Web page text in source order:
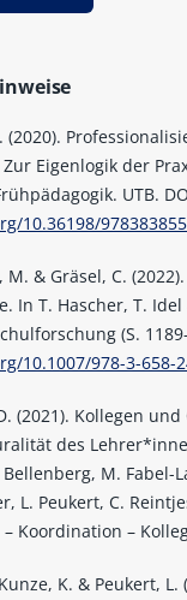
(2020).
Eigenlogik der
UTB.
10.36198/
M. & Gräsel, C.
In T. Hascher, T.
(S.
10.1007/978-3-658-
(2021). Kollegen
des
M. Fabel-
L. Peukert, C.
Koordination –
K. & Peukert,